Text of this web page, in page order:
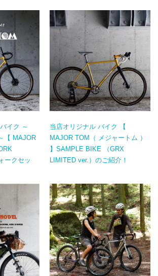
イク ～
【 MAJOR
ークセッ
当店オリジナル バイク 【
MAJOR TOM（ メジャートム ）
】SAMPLE BIKE （GRX
LIMITED ver.）のご紹介！